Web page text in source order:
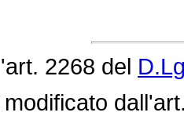
2268 del